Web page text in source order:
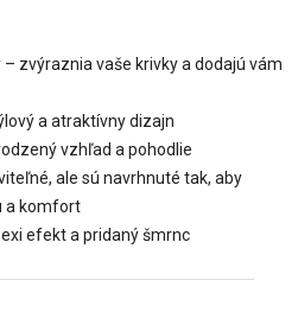
zvýraznia vaše krivky a dodajú vám
a atraktívny dizajn
vzhľad a pohodlie
ale sú navrhnuté tak, aby
a komfort
efekt a pridaný šmrnc